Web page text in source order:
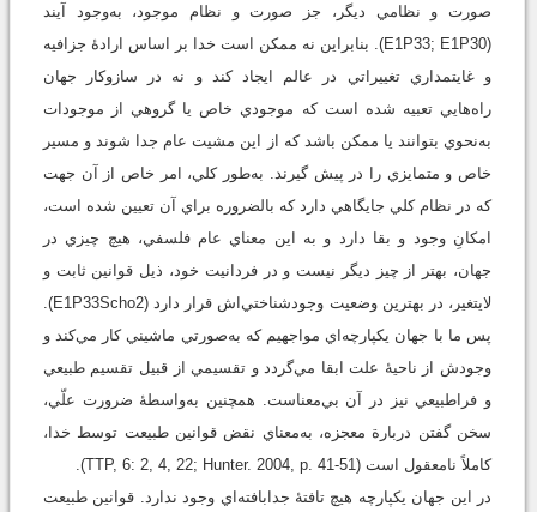
صورت و نظامي ديگر، جز صورت و نظام موجود، به‌وجود آيند
(E1P33; E1P30). بنابراين نه ممکن است خدا بر اساس ارادۀ جزافيه
و غايتمداري تغييراتي در عالم ايجاد کند و نه در سازوکار جهان
راه‌هايي تعبيه شده است که موجودي خاص يا گروهي از موجودات
به‌نحوي بتوانند يا ممکن باشد که از اين مشيت عام جدا شوند و مسير
خاص و متمايزي را در پيش گيرند. به‌طور کلي، امر خاص از آن جهت
که در نظام کلي جايگاهي دارد که بالضروره براي آن تعيين شده است،
امکانِ وجود و بقا دارد و به اين معناي عام فلسفي، هيچ چيزي در
جهان، بهتر از چيز ديگر نيست و در فردانيت خود، ذيل قوانين ثابت و
لايتغير، در بهترين وضعيت وجودشناختي‌اش قرار دارد (E1P33Scho2).
پس ما با جهان يکپارچه‌اي مواجهيم که به‌صورتي ماشيني کار مي‌کند و
وجودش از ناحيۀ علت ابقا مي‌گردد و تقسيمي از قبيل تقسيم طبيعي
و فراطبيعي نيز در آن بي‌معناست. همچنين به‌واسطۀ ضرورت علّي،
سخن گفتن دربارة معجزه، به‌معناي نقض قوانين طبيعت توسط خدا،
کاملاً نامعقول است (TTP, 6: 2, 4, 22; Hunter. 2004, p. 41-51).
در اين جهان يکپارچه هيچ تافتۀ جدابافته‌اي وجود ندارد. قوانين طبيعت